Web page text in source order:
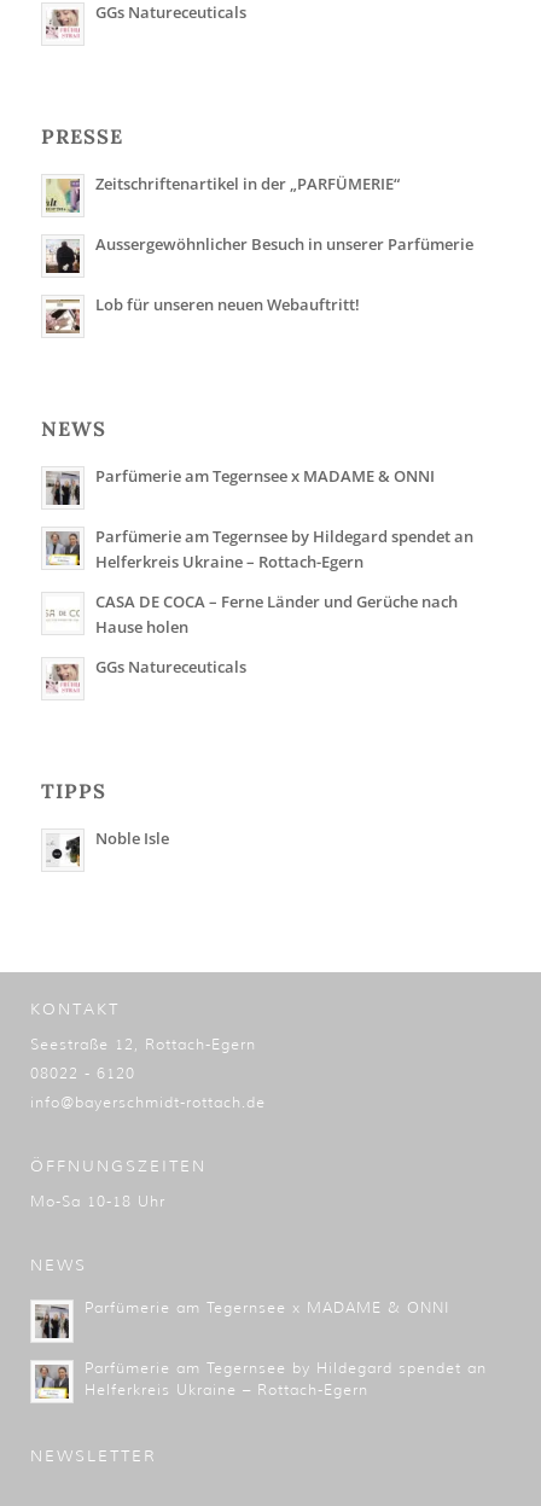
GGs Natureceuticals
PRESSE
Zeitschriftenartikel in der „PARFÜMERIE“
Aussergewöhnlicher Besuch in unserer Parfümerie
Lob für unseren neuen Webauftritt!
NEWS
Parfümerie am Tegernsee x MADAME & ONNI
Parfümerie am Tegernsee by Hildegard spendet an
Helferkreis Ukraine – Rottach-Egern
CASA DE COCA – Ferne Länder und Gerüche nach
Hause holen
GGs Natureceuticals
TIPPS
Noble Isle
KONTAKT
Seestraße 12, Rottach-Egern
08022 - 6120
info@bayerschmidt-rottach.de
ÖFFNUNGSZEITEN
Mo-Sa 10-18 Uhr
NEWS
Parfümerie am Tegernsee x MADAME & ONNI
Parfümerie am Tegernsee by Hildegard spendet an
Helferkreis Ukraine – Rottach-Egern
NEWSLETTER